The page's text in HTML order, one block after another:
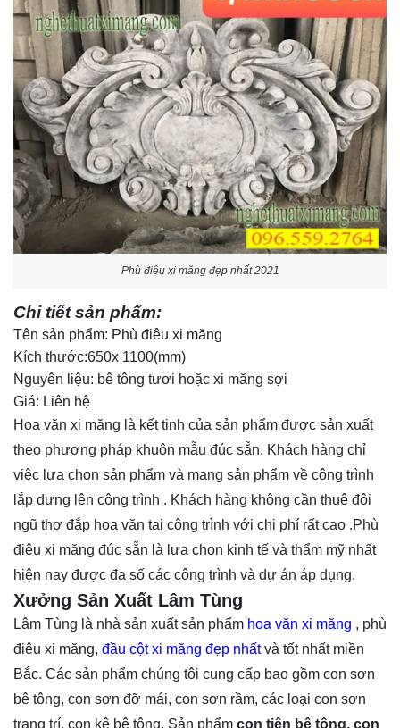
Phù điêu xi măng đẹp nhất 2021
Chi tiết sản phẩm:
Tên sản phẩm: Phù điêu xi măng
Kích thước:650x 1100(mm)
Nguyên liệu: bê tông tươi hoặc xi măng sợi
Giá: Liên hệ
Hoa văn xi măng là kết tinh của sản phẩm được sản xuất
theo phương pháp khuôn mẫu đúc sẵn. Khách hàng chỉ
việc lựa chọn sản phẩm và mang sản phẩm về công trình
lắp dựng lên công trình . Khách hàng không cần thuê đội
ngũ thợ đắp hoa văn tại công trình với chi phí rất cao .Phù
điêu xi măng đúc sẵn là lựa chọn kinh tế và thẩm mỹ nhất
hiện nay được đa số các công trình và dự án áp dụng.
Xưởng Sản Xuất Lâm Tùng
Lâm Tùng là nhà sản xuất sản phẩm hoa văn xi măng , phù
điêu xi măng, đầu cột xi măng đẹp nhất và tốt nhất miền
Bắc. Các sản phẩm chúng tôi cung cấp bao gồm con sơn
bê tông, con sơn đỡ mái, con sơn rầm, các loại con sơn
trang trí, con kê bê tông. Sản phẩm con tiện bê tông, con